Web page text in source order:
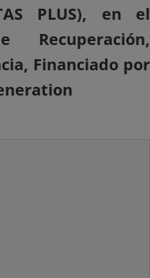
PLUS), en el
Financiado por